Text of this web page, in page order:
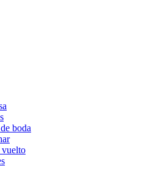
boda
vuelto